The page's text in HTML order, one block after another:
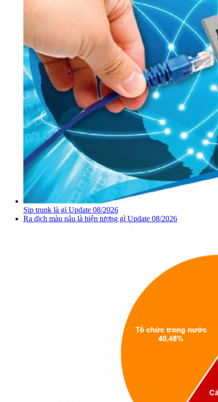
Sip trunk là gì Update 08/2026
Ra dịch màu nâu là hiện tượng gì Update 08/2026